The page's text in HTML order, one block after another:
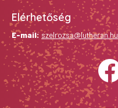
Elérhetőség
E-mail: szelrozsa@lutheran.hu